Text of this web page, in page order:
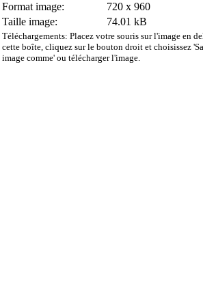
Format image:
720 x 960
Taille image:
74.01 kB
Téléchargements: Placez votre souris sur l'image en
cette boîte, cliquez sur le bouton droit et choisissez
image comme' ou télécharger l'image.